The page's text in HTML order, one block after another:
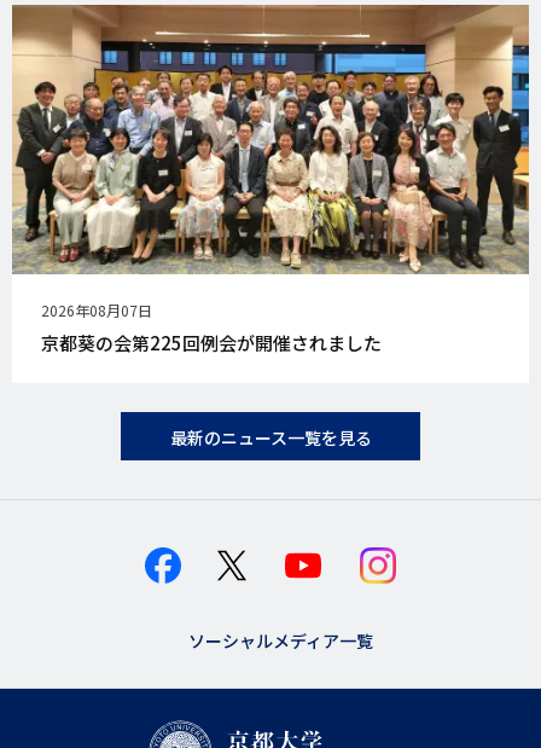
公
開
日
2026年08月07日
京都葵の会第225回例会が開催されました
最新のニュース一覧を見る
ソーシャルメディア一覧